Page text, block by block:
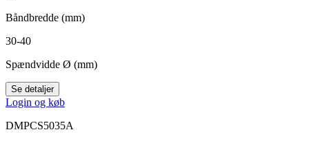
Båndbredde (mm)
30-40
Spændvidde Ø (mm)
Se detaljer
Login og køb
DMPCS5035A